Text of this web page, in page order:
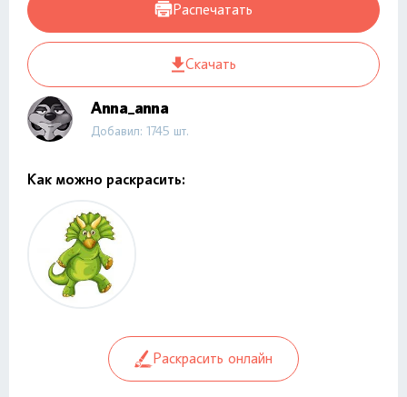
Распечатать
Скачать
Anna_anna
Добавил: 1745 шт.
Как можно раскрасить:
Раскрасить онлайн